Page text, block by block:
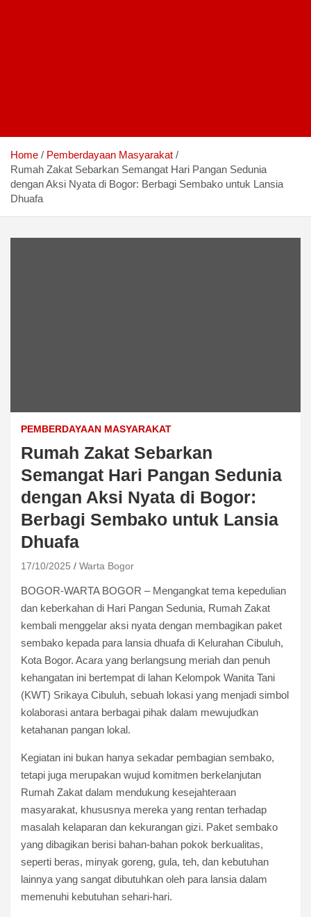
Home
Pemberdayaan Masyarakat
Rumah Zakat Sebarkan Semangat Hari Pangan Sedunia
dengan Aksi Nyata di Bogor: Berbagi Sembako untuk Lansia
Dhuafa
PEMBERDAYAAN MASYARAKAT
Rumah Zakat Sebarkan
Semangat Hari Pangan Sedunia
dengan Aksi Nyata di Bogor:
Berbagi Sembako untuk Lansia
Dhuafa
17/10/2025 Warta Bogor
BOGOR-WARTA BOGOR – Mengangkat tema kepedulian
dan keberkahan di Hari Pangan Sedunia, Rumah Zakat
kembali menggelar aksi nyata dengan membagikan paket
sembako kepada para lansia dhuafa di Kelurahan Cibuluh,
Kota Bogor. Acara yang berlangsung meriah dan penuh
kehangatan ini bertempat di lahan Kelompok Wanita Tani
(KWT) Srikaya Cibuluh, sebuah lokasi yang menjadi simbol
kolaborasi antara berbagai pihak dalam mewujudkan
ketahanan pangan lokal.
Kegiatan ini bukan hanya sekadar pembagian sembako,
tetapi juga merupakan wujud komitmen berkelanjutan
Rumah Zakat dalam mendukung kesejahteraan
masyarakat, khususnya mereka yang rentan terhadap
masalah kelaparan dan kekurangan gizi. Paket sembako
yang dibagikan berisi bahan-bahan pokok berkualitas,
seperti beras, minyak goreng, gula, teh, dan kebutuhan
lainnya yang sangat dibutuhkan oleh para lansia dalam
memenuhi kebutuhan sehari-hari.